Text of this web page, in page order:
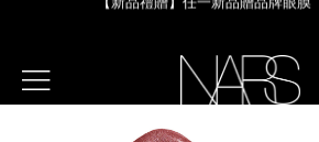
【8.6-8.9 限定】全館最高享14%回饋
新客首購輸＜WELCOME＞享9折
選單"
預約金曲獎妝容
彩盤及禮盒組
彩妝專欄